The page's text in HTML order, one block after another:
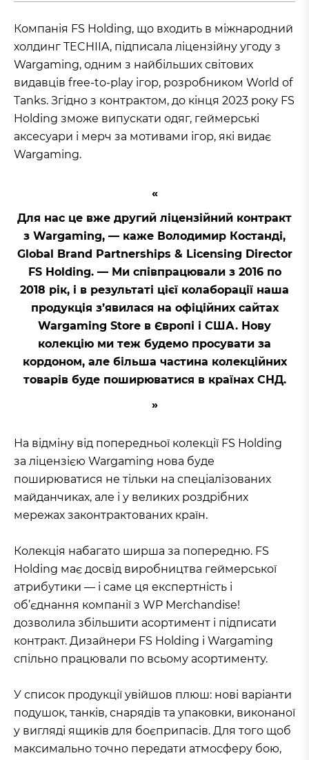
Компанія FS Holding, що входить в міжнародний
холдинг TECHIIA, підписала ліцензійну угоду з
Wargaming, одним з найбільших світових
видавців free-to-play ігор, розробником World of
Tanks. Згідно з контрактом, до кінця 2023 року FS
Holding зможе випускати одяг, геймерські
аксесуари і мерч за мотивами ігор, які видає
Wargaming.
Для нас це вже другий ліцензійний контракт
з Wargaming, — каже Володимир Костанді,
Global Brand Partnerships & Licensing Director
FS Holding. — Ми співпрацювали з 2016 по
2018 рік, і в результаті цієї колаборації наша
продукція з’явилася на офіційних сайтах
Wargaming Store в Європі і США. Нову
колекцію ми теж будемо просувати за
кордоном, але більша частина колекційних
товарів буде поширюватися в країнах СНД.
На відміну від попередньої колекції FS Holding
за ліцензією Wargaming нова буде
поширюватися не тільки на спеціалізованих
майданчиках, але і у великих роздрібних
мережах законтрактованих країн.
Колекція набагато ширша за попередню. FS
Holding має досвід виробництва геймерської
атрибутики — і саме ця експертність і
об’єднання компанії з WP Merchandise!
дозволила збільшити асортимент і підписати
контракт. Дизайнери FS Holding і Wargaming
спільно працювали по всьому асортименту.
У список продукції увійшов плюш: нові варіанти
подушок, танків, снарядів та упаковки, виконаної
у вигляді ящиків для боєприпасів. Для того щоб
максимально точно передати атмосферу бою,